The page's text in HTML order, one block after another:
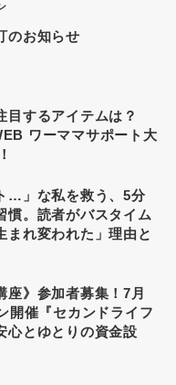
のお知らせ
目するアイテムは？
ワーママサポート大
…」な私を救う、5分
慣。読者がバスタイム
まれ変われた」理由と
座》参加者募集！7月
開催『セカンドライフ
心とゆとりの資金設